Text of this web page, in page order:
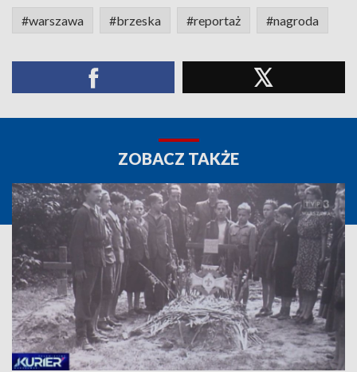
#warszawa #brzeska #reportaż #nagroda
ZOBACZ TAKŻE